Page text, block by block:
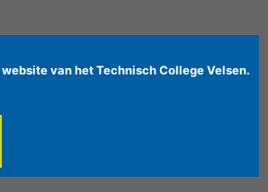
van het Technisch College Velsen.